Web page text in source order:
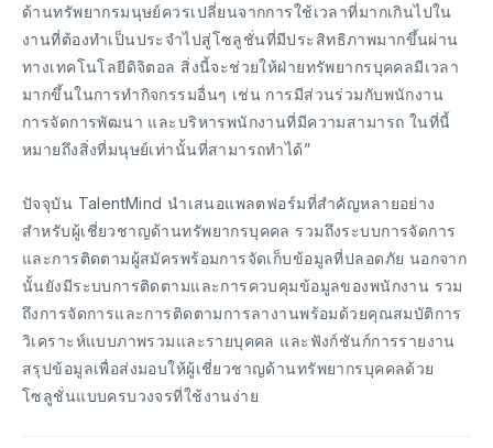
ด้านทรัพยากรมนุษย์ควรเปลี่ยนจากการใช้เวลาที่มากเกินไปใน
งานที่ต้องทำเป็นประจำไปสู่โซลูชั่นที่มีประสิทธิภาพมากขึ้นผ่าน
ทางเทคโนโลยีดิจิตอล สิ่งนี้จะช่วยให้ฝ่ายทรัพยากรบุคคลมีเวลา
มากขึ้นในการทำกิจกรรมอื่นๆ เช่น การมีส่วนร่วมกับพนักงาน
การจัดการพัฒนา และบริหารพนักงานที่มีความสามารถ ในที่นี้
หมายถึงสิ่งที่มนุษย์เท่านั้นที่สามารถทำได้”
ปัจจุบัน TalentMind นำเสนอแพลตฟอร์มที่สำคัญหลายอย่าง
สำหรับผู้เชี่ยวชาญด้านทรัพยากรบุคคล รวมถึงระบบการจัดการ
และการติดตามผู้สมัครพร้อมการจัดเก็บข้อมูลที่ปลอดภัย นอกจาก
นั้นยังมีระบบการติดตามและการควบคุมข้อมูลของพนักงาน รวม
ถึงการจัดการและการติดตามการลางานพร้อมด้วยคุณสมบัติการ
วิเคราะห์แบบภาพรวมและรายบุคคล และฟังก์ชันก์การรายงาน
สรุปข้อมูลเพื่อส่งมอบให้ผู้เชี่ยวชาญด้านทรัพยากรบุคคลด้วย
โซลูชั่นแบบครบวงจรที่ใช้งานง่าย